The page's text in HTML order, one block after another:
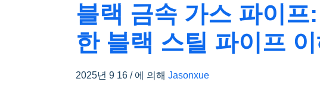
블랙 금속 가스 파이프
한 블랙 스틸 파이프 이
2025년 9 16 / 에 의해 Jasonxue